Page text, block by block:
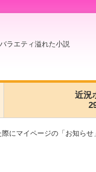
ラエティ溢れた小説
近況
にマイページの「お知ら